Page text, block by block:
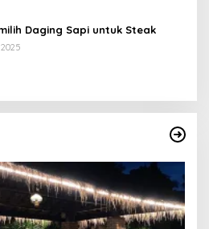
Daging Sapi untuk Steak